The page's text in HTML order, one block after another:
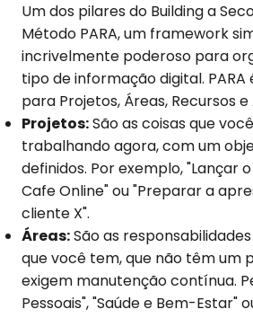
Um dos pilares do Building a
Método PARA, um framework
incrivelmente poderoso para
tipo de informação digital.
para Projetos, Áreas, Recursos e
Projetos:São as coisas que
trabalhando agora, com um
definidos. Por exemplo, "Lançar
Cafe Online" ou "Preparar a
cliente X".
Áreas:São as
que você tem, que não têm um
exigem manutenção contínua.
Pessoais", "Saúde e Bem-Estar"